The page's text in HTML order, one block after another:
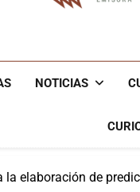
NOTICIAS
la elaboración de